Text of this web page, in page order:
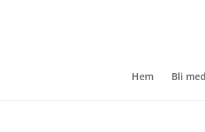
Hem Bli